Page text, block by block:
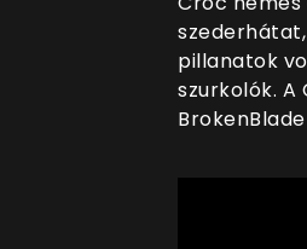
pillanatok
szurkolók. A